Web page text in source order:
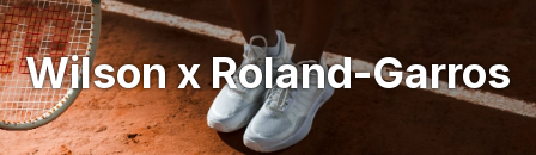
Wilson xRoland-Garros